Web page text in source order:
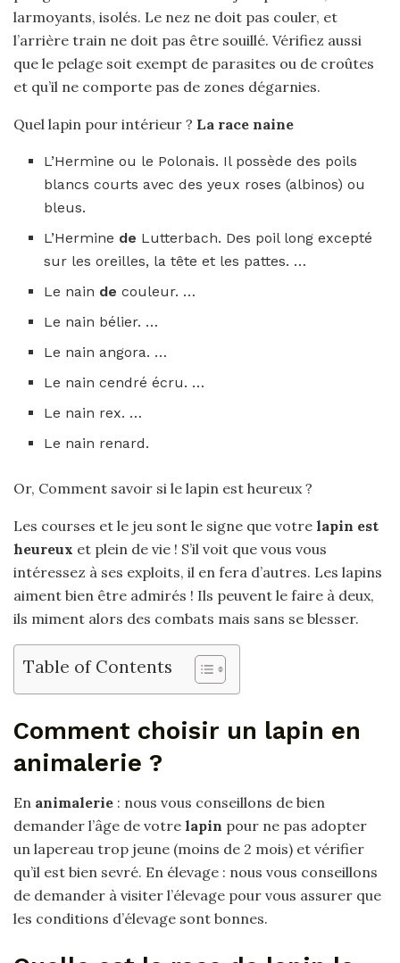
larmoyants, isolés. Le nez ne doit pas couler, et
l’arrière train ne doit pas être souillé. Vérifiez aussi
que le pelage soit exempt de parasites ou de croûtes
et qu’il ne comporte pas de zones dégarnies.
Quel lapin pour intérieur ? La race naine
L’Hermine ou le Polonais. Il possède des poils
blancs courts avec des yeux roses (albinos) ou
bleus.
L’Hermine de Lutterbach. Des poil long excepté
sur les oreilles, la tête et les pattes. …
Le nain decouleur. …
Le nain bélier. …
Le nain angora. …
Le nain cendré écru. …
Le nain rex. …
Le nain renard.
Or, Comment savoir si le lapin est heureux ?
Les courses et le jeu sont le signe que votre lapin est
heureux et plein de vie ! S’il voit que vous vous
intéressez à ses exploits, il en fera d’autres. Les lapins
aiment bien être admirés ! Ils peuvent le faire à deux,
ils miment alors des combats mais sans se blesser.
Table of Contents
Comment choisir un lapin en
animalerie ?
En animalerie : nous vous conseillons de bien
demander l’âge de votre lapin pour ne pas adopter
un lapereau trop jeune (moins de 2 mois) et vérifier
qu’il est bien sevré. En élevage : nous vous conseillons
de demander à visiter l’élevage pour vous assurer que
les conditions d’élevage sont bonnes.